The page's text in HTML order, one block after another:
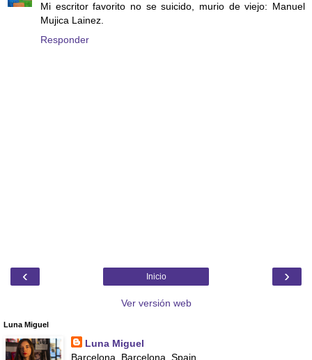
Mi escritor favorito no se suicido, murio de viejo: Manuel
Mujica Lainez.
Responder
‹ ›
Inicio
Ver versión web
Luna Miguel
Luna Miguel
Barcelona, Barcelona, Spain